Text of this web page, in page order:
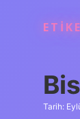
Tarih: